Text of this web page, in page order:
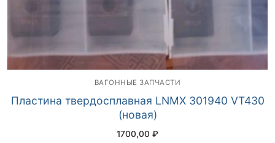
ВАГОННЫЕ ЗАПЧАСТИ
Пластина твердосплавная LNMX 301940 VT430
(новая)
1700,00 ₽